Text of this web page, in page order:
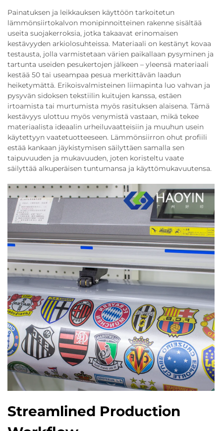
Painatuksen ja leikkauksen käyttöön tarkoitetun
lämmönsiirtokalvon monipinnoitteinen rakenne sisältää
useita suojakerroksia, jotka takaavat erinomaisen
kestävyyden arkiolosuhteissa. Materiaali on kestänyt kovaa
testausta, jolla varmistetaan värien paikallaan pysyminen ja
tartunta useiden pesukertojen jälkeen – yleensä materiaali
kestää 50 tai useampaa pesua merkittävän laadun
heiketymättä. Erikoisvalmisteinen liimapinta luo vahvan ja
pysyvän sidoksen tekstiilin kuitujen kanssa, estäen
irtoamista tai murtumista myös rasituksen alaisena. Tämä
kestävyys ulottuu myös venymistä vastaan, mikä tekee
materiaalista ideaalin urheiluvaatteisiin ja muuhun usein
käytettyyn vaatetuotteeseen. Lämmönsiirron ohut profiili
estää kankaan jäykistymisen säilyttäen samalla sen
taipuvuuden ja mukavuuden, joten koristeltu vaate
säilyttää alkuperäisen tuntumansa ja käyttömukavuutensa.
Streamlined Production